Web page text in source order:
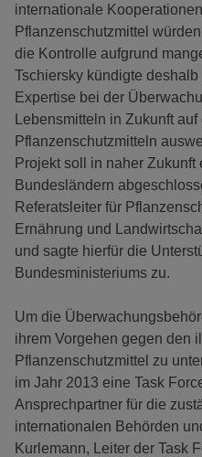
internationale
Pflanzenschutzmittel
die Kontrolle aufgrund
Tschiersky kündigte
Expertise bei der
Lebensmitteln in Zukunft
Pflanzenschutzmitteln
Projekt soll in naher
Bundesländern
Referatsleiter für
Ernährung und
und sagte hierfür die
Bundesministeriums zu.
Um die
ihrem Vorgehen gegen den
Pflanzenschutzmittel zu
im Jahr 2013 eine Task
Ansprechpartner für die
internationalen Behörden
Kurlemann, Leiter der Task